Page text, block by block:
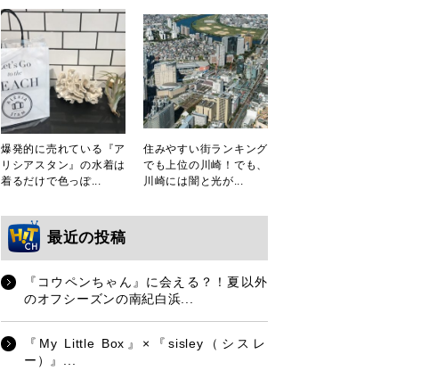
爆発的に売れている『ア
リシアスタン』の水着は
着るだけで色っぽ...
住みやすい街ランキング
でも上位の川崎！でも、
川崎には闇と光が...
最近の投稿
『コウペンちゃん』に会える？！夏以外
のオフシーズンの南紀白浜...
『My Little Box』×『sisley（シスレ
ー）』...